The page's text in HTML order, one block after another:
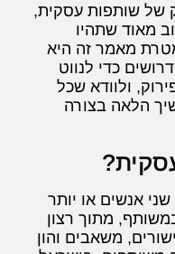
של שותפות עסקית,
מאוד שתהיו
מאמר זה היא
כדי לנווט
ולוודא שכל
הלאה בצורה
אנשים או יותר
מתוך רצון
משאבים והון